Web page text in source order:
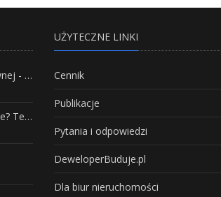
Sprzedaż udziałów w spółce jawnej - Wszystko, co trzeba wiedzieć.
Własna firma chodzi Ci po głowie? Te branże mają największy potencjał rozwoju
UŻYTECZNE LINKI
Cennik
Publikacje
Pytania i odpowiedzi
DeweloperBuduje.pl
Dla biur nieruchomości